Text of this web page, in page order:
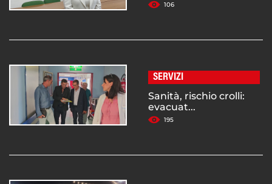
106
SERVIZI
Sanità, rischio crolli:
evacuat...
195